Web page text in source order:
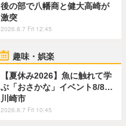
後の部で八幡商と健大高崎が
激突
2026.8.7 Fri 12:45
趣味・娯楽
【夏休み2026】魚に触れて学
ぶ「おさかな」イベント8/8…
川崎市
2026.8.7 Fri 10:45